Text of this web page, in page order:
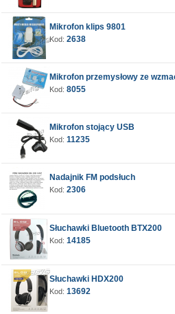
Mikrofon klips 9801
Kod: 2638
Mikrofon przemysłowy ze
Kod: 8055
Mikrofon stojący USB
Kod: 11235
Nadajnik FM podsłuch
Kod: 2306
Słuchawki Bluetooth BTX200
Kod: 14185
Słuchawki HDX200
Kod: 13692